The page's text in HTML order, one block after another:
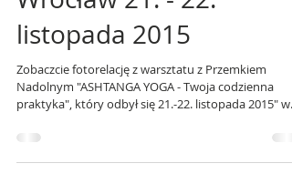
Przemkiem Nadolnym,
Wrocław 21. - 22.
listopada 2015
Nadolnym "ASHTANGA YOGA - Twoja codzienna
praktyka", który odbył się 21.-22. listopada 2015" w